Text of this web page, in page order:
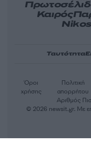
Καιρός
Ταυτότητα
Αριθμός
Όροι
χρήσης
Πολιτική
απορρήτου
© 2026 newsit.gr. Με